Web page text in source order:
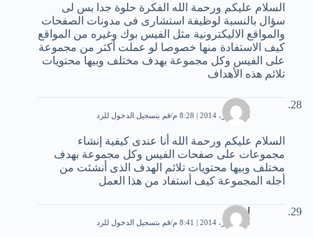
السلام عليكم ورحمة الله الفكرة حلوة جدا بس لى
سؤال بالنسبة لوظيفة استشارى فى مدونات الصفحات
والمواقع الاليكترونية مثل الفيس بوك وغيره من المواقع
كيف الاستفادة منها خصوصا لو عملت أكثر من مجموعة
على الفيس وكل مجموعة بهدف مختلف وبيها محتويات
تلائم هذه الأهداف
ميمو
28 فبراير، 2014 | 8:28 م قم بتسجيل الدخول للرد
السلام عليكم ورحمة الله أنا عندى كيفية إنشاء
مجموعات على صفحات الفيس وكل مجموعة بهدف
مختلف وبيها محتويات تلائم الهدف الذى أنشئت من
أجله المجموعة كيف أستفاد من هذا العمل
اسراء
28 فبراير، 2014 | 8:41 م قم بتسجيل الدخول للرد